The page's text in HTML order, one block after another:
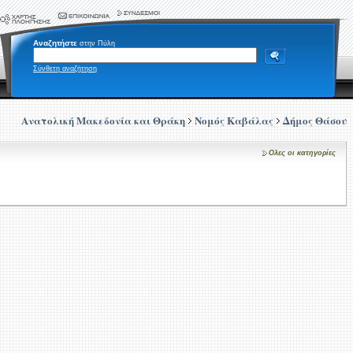
Αναζητήστε στην Πύλη
Σύνθετη αναζήτηση
Ανατολική Μακεδονία και Θράκη Νομός Καβάλας Δήμος Θάσου
Ολες οι κατηγορίες